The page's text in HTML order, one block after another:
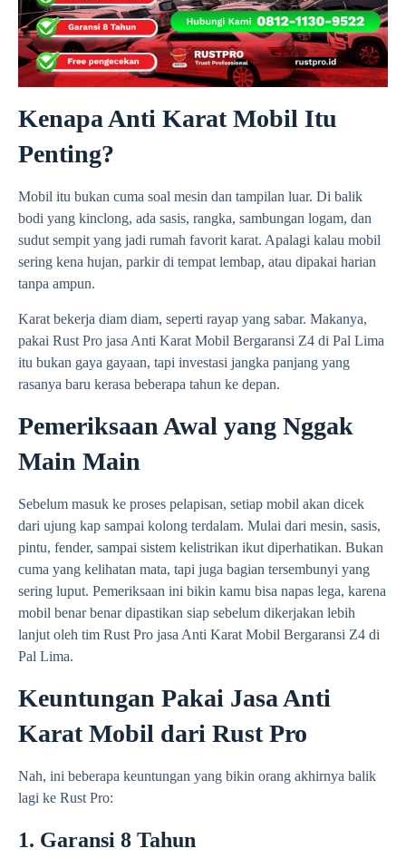
Kenapa Anti Karat Mobil Itu
Penting?
Mobil itu bukan cuma soal mesin dan tampilan luar. Di balik
bodi yang kinclong, ada sasis, rangka, sambungan logam, dan
sudut sempit yang jadi rumah favorit karat. Apalagi kalau mobil
sering kena hujan, parkir di tempat lembap, atau dipakai harian
tanpa ampun.
Karat bekerja diam diam, seperti rayap yang sabar. Makanya,
pakai Rust Pro jasa Anti Karat Mobil Bergaransi Z4 di Pal Lima
itu bukan gaya gayaan, tapi investasi jangka panjang yang
rasanya baru kerasa beberapa tahun ke depan.
Pemeriksaan Awal yang Nggak
Main Main
Sebelum masuk ke proses pelapisan, setiap mobil akan dicek
dari ujung kap sampai kolong terdalam. Mulai dari mesin, sasis,
pintu, fender, sampai sistem kelistrikan ikut diperhatikan. Bukan
cuma yang kelihatan mata, tapi juga bagian tersembunyi yang
sering luput. Pemeriksaan ini bikin kamu bisa napas lega, karena
mobil benar benar dipastikan siap sebelum dikerjakan lebih
lanjut oleh tim Rust Pro jasa Anti Karat Mobil Bergaransi Z4 di
Pal Lima.
Keuntungan Pakai Jasa Anti
Karat Mobil dari Rust Pro
Nah, ini beberapa keuntungan yang bikin orang akhirnya balik
lagi ke Rust Pro:
1. Garansi 8 Tahun